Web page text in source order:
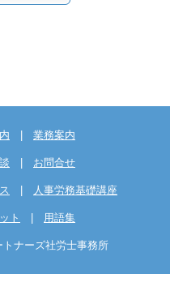
業務案内
お問合せ
人事労務基礎講座
ト 用語集
ナーズ社労士事務所